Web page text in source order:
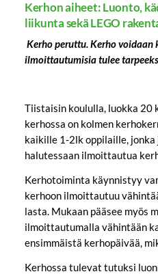
Kerhon aiheet: Luonto,
liikunta sekä LEGO
Kerho peruttu. Kerho
ilmoittautumisia tulee
Tiistaisin koululla, luokka 20
kerhossa on kolmen
kaikille 1-2lk oppilaille, jonka
halutessaan ilmoittautua
Kerhotoiminta käynnistyy
kerhoon ilmoittautuu
lasta. Mukaan pääsee myös
ilmoittautumalla vähintään
ensimmäistä kerhopäivää,
Kerhossa tulevat tutuksi